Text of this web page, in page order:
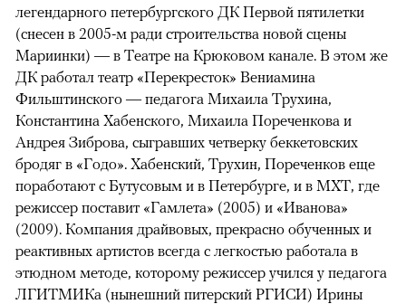
легендарного петербургского ДК Первой пятилетки
(снесен в 2005-м ради строительства новой сцены
Мариинки) — в Театре на Крюковом канале. В этом же
ДК работал театр «Перекресток» Вениамина
Фильштинского — педагога Михаила Трухина,
Константина Хабенского, Михаила Пореченкова и
Андрея Зиброва, сыгравших четверку беккетовских
бродяг в «Годо». Хабенский, Трухин, Пореченков еще
поработают с Бутусовым и в Петербурге, и в МХТ, где
режиссер поставит «Гамлета» (2005) и «Иванова»
(2009). Компания драйвовых, прекрасно обученных и
реактивных артистов всегда с легкостью работала в
этюдном методе, которому режиссер учился у педагога
ЛГИТМИКа (нынешний питерский РГИСИ) Ирины